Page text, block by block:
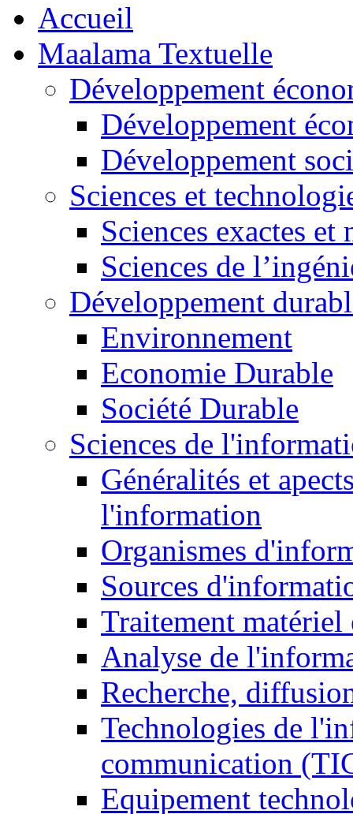
Accueil
Maalama Textuelle
Développement
Développement
Développement
Sciences et
Sciences exactes et
Sciences de
Développement
Environnement
Economie Durable
Société Durable
Sciences de
Généralités et
l'information
Organismes
Sources
Traitement matériel
Analyse de
Recherche,
Technologies de
communication
Equipement